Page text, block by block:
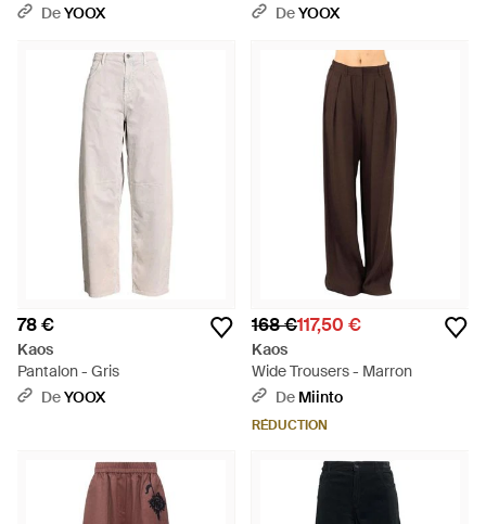
DeYOOX
DeYOOX
78 €
Kaos
Pantalon - Gris
DeYOOX
168 €117,50 €
Kaos
Wide Trousers - Marron
De Miinto
RÉDUCTION